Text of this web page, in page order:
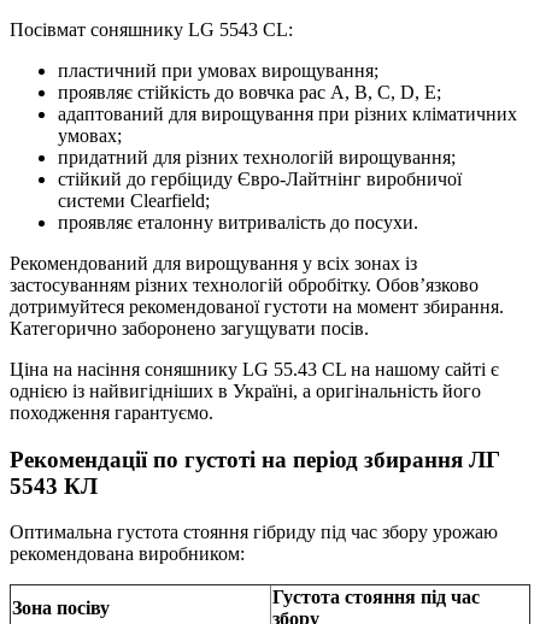
Посівмат соняшнику LG 5543 CL:
пластичний при умовах вирощування;
проявляє стійкість до вовчка рас A, B, C, D, E;
адаптований для вирощування при різних кліматичних
умовах;
придатний для різних технологій вирощування;
стійкий до гербіциду Євро-Лайтнінг виробничої
системи Clearfield;
проявляє еталонну витривалість до посухи.
Рекомендований для вирощування у всіх зонах із
застосуванням різних технологій обробітку. Обов’язково
дотримуйтеся рекомендованої густоти на момент збирання.
Категорично заборонено загущувати посів.
Ціна на насіння соняшнику LG 55.43 CL на нашому сайті є
однією із найвигідніших в Україні, а оригінальність його
походження гарантуємо.
Рекомендації по густоті на період збирання ЛГ
5543 КЛ
Оптимальна густота стояння гібриду під час збору урожаю
рекомендована виробником:
Зона посіву
Густота стояння під час
збору